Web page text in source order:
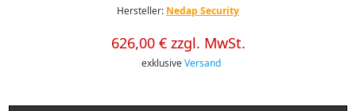
Hersteller: Nedap Security
626,00 € zzgl. MwSt.
exklusiveVersand